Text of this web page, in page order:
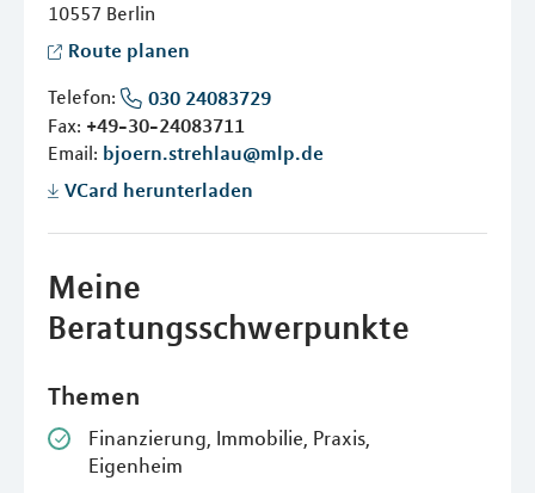
10557 Berlin
Route planen
Telefon:
030 24083729
Fax: +49-30-24083711
Email: bjoern.strehlau@mlp.de
VCard herunterladen
Meine
Beratungsschwerpunkte
Themen
Finanzierung, Immobilie, Praxis,
Eigenheim